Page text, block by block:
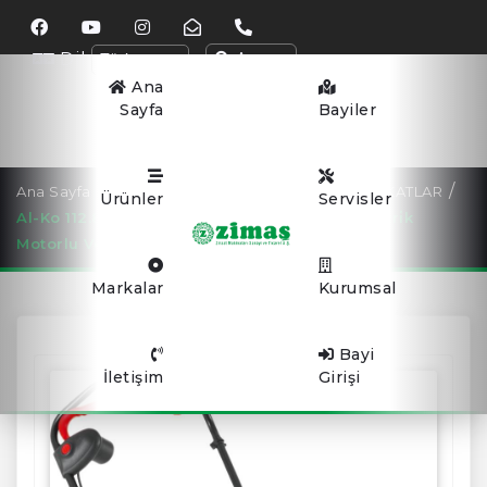
Dil
Arama
Ana
Sayfa
Ürünler
Markalar
İletişim
Bayiler
Servisler
Kurumsal
Bayi
Girişi
Ana Sayfa
ELEKTRİK MOTORLU İTİLİR TİP VERTİKATLAR
Al-Ko 112.800 - Comfort 38 E Combi Care Elektri̇k
Motorlu Verti̇kat Maki̇nesi̇